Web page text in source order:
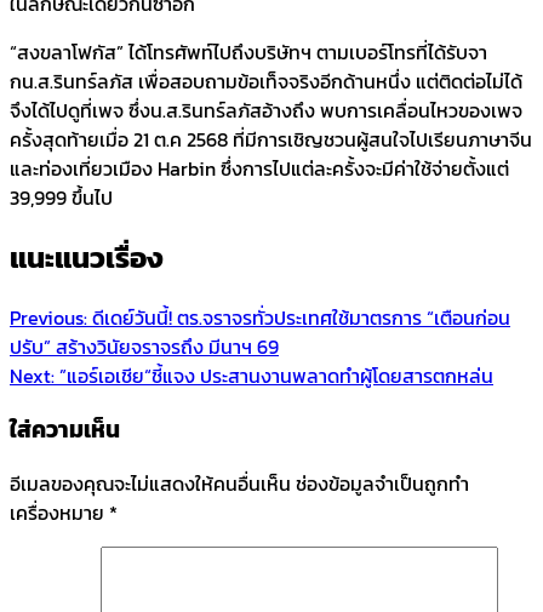
“สงขลาโฟกัส” ได้โทรศัพท์ไปถึงบริษัทฯ ตามเบอร์โทรที่ได้รับจา
กน.ส.รินทร์ลภัส เพื่อสอบถามข้อเท็จจริงอีกด้านหนึ่ง แต่ติดต่อไม่ได้
จึงได้ไปดูที่เพจ ซึ่งน.ส.รินทร์ลภัสอ้างถึง พบการเคลื่อนไหวของเพจ
ครั้งสุดท้ายเมื่อ 21 ต.ค 2568 ที่มีการเชิญชวนผู้สนใจไปเรียนภาษาจีน
และท่องเที่ยวเมือง Harbin ซึ่งการไปแต่ละครั้งจะมีค่าใช้จ่ายตั้งแต่
39,999 ขึ้นไป
แนะแนวเรื่อง
Previous:ดีเดย์วันนี้! ตร.จราจรทั่วประเทศใช้มาตรการ “เตือนก่อน
ปรับ” สร้างวินัยจราจรถึง มีนาฯ 69
Next:”แอร์เอเชีย“ชี้แจง ประสานงานพลาดทำผู้โดยสารตกหล่น
ใส่ความเห็น
อีเมลของคุณจะไม่แสดงให้คนอื่นเห็น ช่องข้อมูลจำเป็นถูกทำ
เครื่องหมาย *